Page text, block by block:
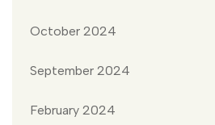
October 2024
September 2024
February 2024